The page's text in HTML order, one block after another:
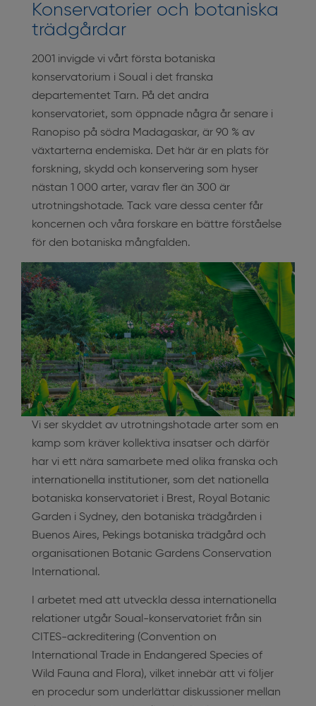
Konservatorier och botaniska
trädgårdar
2001 invigde vi vårt första botaniska
konservatorium i Soual i det franska
departementet Tarn. På det andra
konservatoriet, som öppnade några år senare i
Ranopiso på södra Madagaskar, är 90 % av
växtarterna endemiska. Det här är en plats för
forskning, skydd och konservering som hyser
nästan 1 000 arter, varav fler än 300 är
utrotningshotade. Tack vare dessa center får
koncernen och våra forskare en bättre förståelse
för den botaniska mångfalden.
Vi ser skyddet av utrotningshotade arter som en
kamp som kräver kollektiva insatser och därför
har vi ett nära samarbete med olika franska och
internationella institutioner, som det nationella
botaniska konservatoriet i Brest, Royal Botanic
Garden i Sydney, den botaniska trädgården i
Buenos Aires, Pekings botaniska trädgård och
organisationen Botanic Gardens Conservation
International.
I arbetet med att utveckla dessa internationella
relationer utgår Soual-konservatoriet från sin
CITES-ackreditering (Convention on
International Trade in Endangered Species of
Wild Fauna and Flora), vilket innebär att vi följer
en procedur som underlättar diskussioner mellan